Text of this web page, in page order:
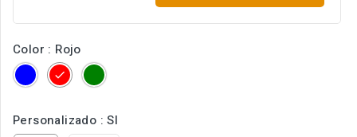
Color : Rojo
Azul Rojo Verde
Personalizado : SI